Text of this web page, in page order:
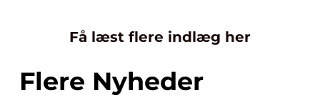
Få læst flere indlæg her
Flere Nyheder